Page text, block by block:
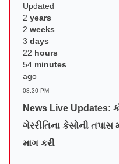
Updated
2 years
2 weeks
3 days
22 hours
54 minutes
ago
08:30 PM
News Live Updates:
ગેરરીતિના કેસોની
માગ કરી